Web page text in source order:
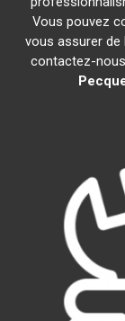
Vous pouvez
vous assurer de
contactez-